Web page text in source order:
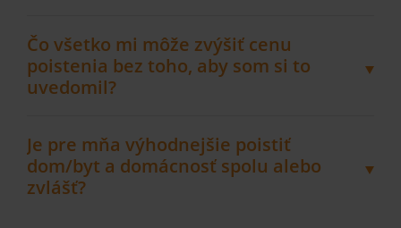
Čo všetko mi môže zvýšiť cenu
poistenia bez toho, aby som si to
uvedomil?
Je pre mňa výhodnejšie poistiť
dom/byt a domácnosť spolu alebo
zvlášť?